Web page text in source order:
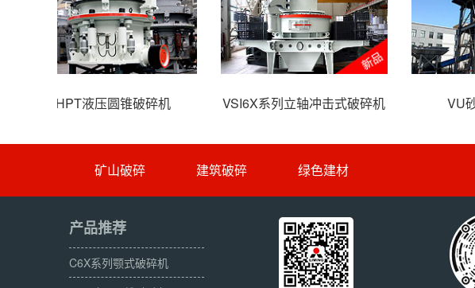
移动破碎站 C6X系列颚式破碎机
矿山破碎 建筑破碎 绿色建材
产品推荐
C6X系列颚式破碎机